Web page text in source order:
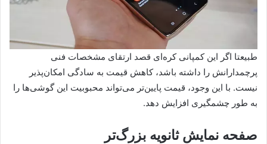
طبیعتا اگر این کمپانی کره‌ای قصد ارتقای مشخصات فنی
پرچمدارانش را داشته باشد، کاهش قیمت به سادگی امکان‌پذیر
نیست. با این وجود، قیمت پایین‌تر می‌تواند محبوبیت این گوشی‌ها را
به طور چشمگیری افزایش دهد.
صفحه نمایش ثانویه بزرگ‌تر